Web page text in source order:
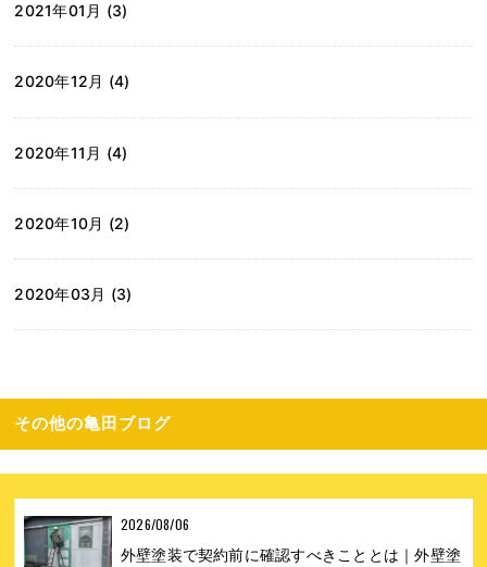
2021年01月 (3)
2020年12月 (4)
2020年11月 (4)
2020年10月 (2)
2020年03月 (3)
その他の亀田ブログ
2026/08/06
外壁塗装で契約前に確認すべきこととは｜外壁塗